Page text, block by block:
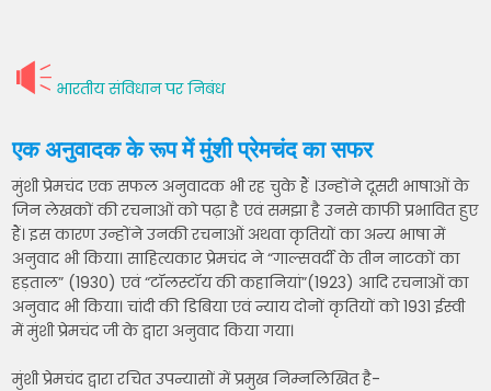
भारतीय संविधान पर निबंध
एक अनुवादक के रूप में मुंशी प्रेमचंद का सफर
मुंशी प्रेमचंद एक सफल अनुवादक भी रह चुके हैं ।उन्होंने दूसरी भाषाओं के
जिन लेखकों की रचनाओं को पढ़ा है एवं समझा है उनसे काफी प्रभावित हुए
हैं। इस कारण उन्होंने उनकी रचनाओं अथवा कृतियों का अन्य भाषा में
अनुवाद भी किया। साहित्यकार प्रेमचंद ने “गाल्सवर्दी के तीन नाटकों का
हड़ताल” (1930) एवं “टॉलस्टॉय की कहानियां”(1923) आदि रचनाओं का
अनुवाद भी किया। चांदी की डिबिया एवं न्याय दोनों कृतियों को 1931 ईस्वी
में मुंशी प्रेमचंद जी के द्वारा अनुवाद किया गया।
मुंशी प्रेमचंद द्वारा रचित उपन्यासों में प्रमुख निम्नलिखित है-